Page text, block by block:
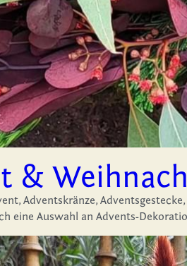
&
Adventskränze,Adventsgestecke,